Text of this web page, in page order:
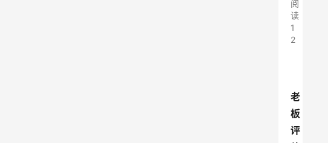
阅
读
1
2
老
板
评